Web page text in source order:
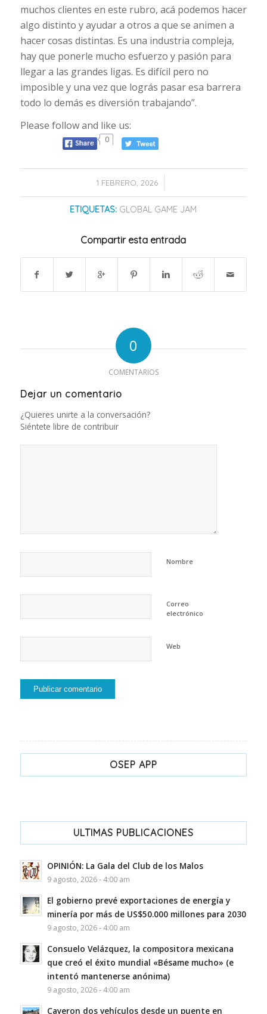
muchos clientes en este rubro, acá podemos hacer
algo distinto y ayudar a otros a que se animen a
hacer cosas distintas. Es una industria compleja,
hay que ponerle mucho esfuerzo y pasión para
llegar a las grandes ligas. Es difícil pero no
imposible y una vez que lográs pasar esa barrera
todo lo demás es diversión trabajando”.
Please follow and like us:
0
1 FEBRERO, 2026
/
ETIQUETAS: GLOBAL GAME JAM
Compartir esta entrada
0
COMENTARIOS
Dejar un comentario
¿Quieres unirte a la conversación?
Siéntete libre de contribuir
Nombre
Correo
electrónico
Web
OSEP APP
ULTIMAS PUBLICACIONES
OPINIÓN: La Gala del Club de los Malos
9 agosto, 2026 - 4:00 am
El gobierno prevé exportaciones de energía y
minería por más de US$50.000 millones para 2030
9 agosto, 2026 - 4:00 am
Consuelo Velázquez, la compositora mexicana
que creó el éxito mundial «Bésame mucho» (e
intentó mantenerse anónima)
9 agosto, 2026 - 4:00 am
Cayeron dos vehículos desde un puente en